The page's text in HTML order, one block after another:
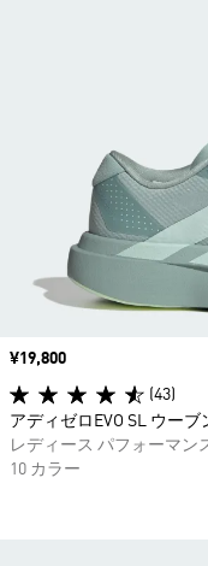
価格
¥19,800
(43)
アディゼロEVO SL ウーブ
レディース パフォーマン
10 カラー